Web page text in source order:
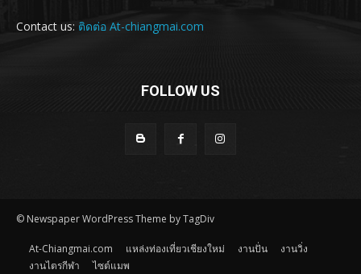
Contact us: ติดต่อ At-chiangmai.com
FOLLOW US
© Newspaper WordPress Theme by TagDiv
At-Chiangmai.com แหล่งท่องเที่ยวเชียงใหม่ งานปั่น
งานวิ่ง
งานไตรกีฬา
ไซต์แมพ